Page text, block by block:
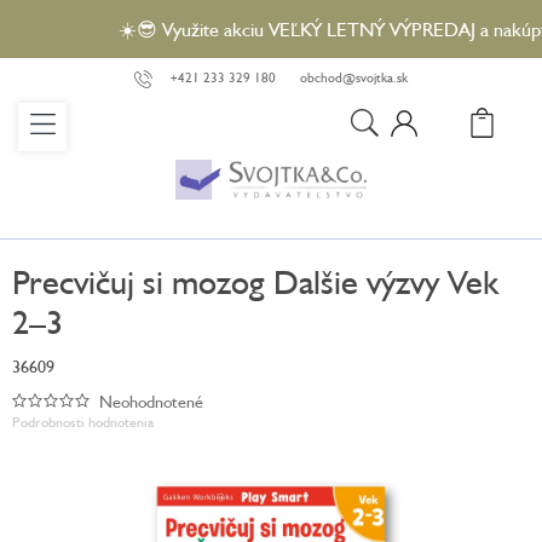
obsah
☀️😎 Využite akciu VEĽKÝ LETNÝ VÝPREDAJ a
+421 233 329 180 obchod@svojtka.sk
Precvičuj si mozog Dalšie výzvy Vek
2–3
36609
Podrobnosti hodnotenia
Priemerné
hodnotenie
Neohodnotené